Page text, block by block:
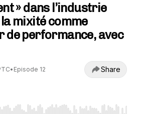
» dans l’industrie
mixité comme
de performance, avec
• Episode 12 Share